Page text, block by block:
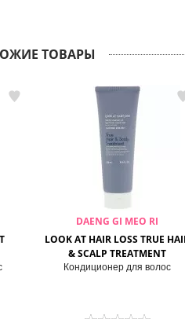
ТОВАРЫ
DAENG GI MEO RI
LOOK AT HAIR LOSS TRUE
& SCALP TREATMENT
Кондиционер для волос